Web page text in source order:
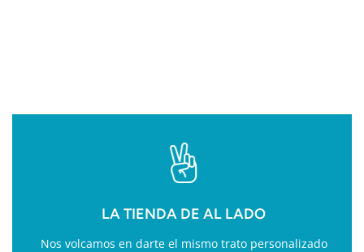
LA TIENDA DE AL LADO
Nos volcamos en darte el mismo trato personalizado